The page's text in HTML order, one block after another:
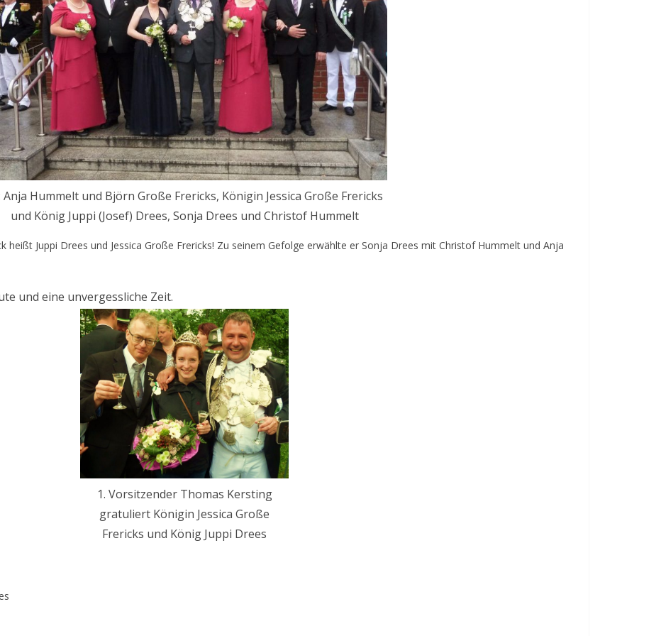
Anja Hummelt und Björn Große Frericks, Königin Jessica Große Frericks
und König Juppi (Josef) Drees, Sonja Drees und Christof Hummelt
heißt Juppi Drees und Jessica Große Frericks! Zu seinem Gefolge erwählte er Sonja Drees mit Christof Hummelt und Anja
und eine unvergessliche Zeit.
1. Vorsitzender Thomas Kersting
gratuliert Königin Jessica Große
Frericks und König Juppi Drees